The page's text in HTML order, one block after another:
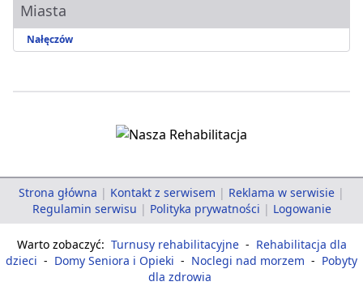
Miasta
Nałęczów
Strona główna | Kontakt z serwisem | Reklama w serwisie |
Regulamin serwisu | Polityka prywatności | Logowanie
Warto zobaczyć: Turnusy rehabilitacyjne - Rehabilitacja dla
dzieci - Domy Seniora i Opieki - Noclegi nad morzem - Pobyty
dla zdrowia